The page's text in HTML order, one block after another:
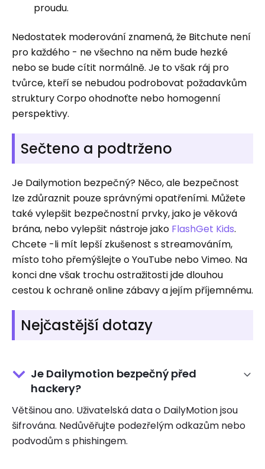
proudu.
Nedostatek moderování znamená, že Bitchute není
pro každého - ne všechno na něm bude hezké
nebo se bude cítit normálně. Je to však ráj pro
tvůrce, kteří se nebudou podrobovat požadavkům
struktury Corpo ohodnoťte nebo homogenní
perspektivy.
Sečteno a podtrženo
Je Dailymotion bezpečný? Něco, ale bezpečnost
lze zdůraznit pouze správnými opatřeními. Můžete
také vylepšit bezpečnostní prvky, jako je věková
brána, nebo vylepšit nástroje jako FlashGet Kids.
Chcete -li mít lepší zkušenost s streamováním,
místo toho přemýšlejte o YouTube nebo Vimeo. Na
konci dne však trochu ostražitosti jde dlouhou
cestou k ochraně online zábavy a jejím příjemnému.
Nejčastější dotazy
Je Dailymotion bezpečný před
hackery?
Většinou ano. Uživatelská data o DailyMotion jsou
šifrována. Nedůvěřujte podezřelým odkazům nebo
podvodům s phishingem.